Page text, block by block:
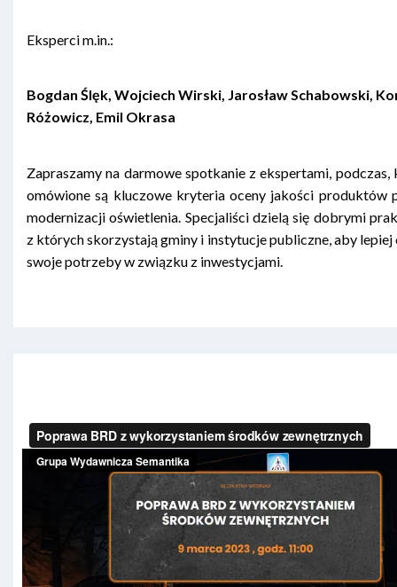
Eksperci m.in.:
Bogdan Ślęk, Wojciech Wirski, Jarosław Schabowski,
Różowicz, Emil Okrasa
Zapraszamy na darmowe spotkanie z ekspertami, podczas,
omówione są kluczowe kryteria oceny jakości produktów
modernizacji oświetlenia. Specjaliści dzielą się dobrymi
z których skorzystają gminy i instytucje publiczne, aby lepiej
swoje potrzeby w związku z inwestycjami.